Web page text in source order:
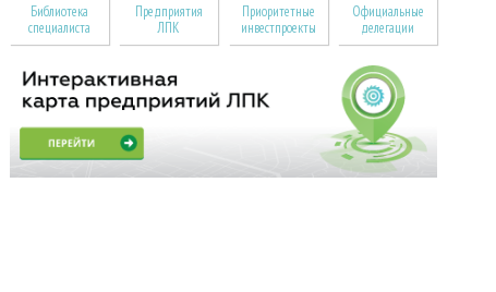
Библиотека
специалиста
Предприятия
ЛПК
Приоритетные
инвестпроекты
Официальные
делегации